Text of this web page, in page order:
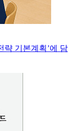
략 기본계획’에 담